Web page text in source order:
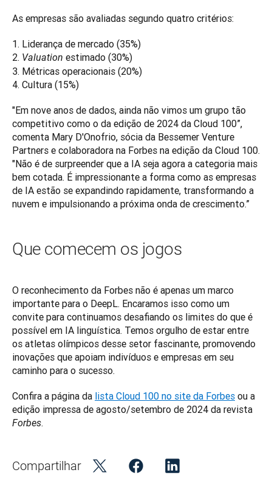
As empresas são avaliadas segundo quatro critérios:
1. Liderança de mercado (35%)
2. Valuation estimado (30%)
3. Métricas operacionais (20%)
4. Cultura (15%)
"Em nove anos de dados, ainda não vimos um grupo tão
competitivo como o da edição de 2024 da Cloud 100”,
comenta Mary D'Onofrio, sócia da Bessemer Venture
Partners e colaboradora na Forbes na edição da Cloud 100.
"Não é de surpreender que a IA seja agora a categoria mais
bem cotada. É impressionante a forma como as empresas
de IA estão se expandindo rapidamente, transformando a
nuvem e impulsionando a próxima onda de crescimento.”
Que comecem os jogos
O reconhecimento da Forbes não é apenas um marco
importante para o DeepL. Encaramos isso como um
convite para continuamos desafiando os limites do que é
possível em IA linguística. Temos orgulho de estar entre
os atletas olímpicos desse setor fascinante, promovendo
inovações que apoiam indivíduos e empresas em seu
caminho para o sucesso.
Confira a página da lista Cloud 100 no site da Forbes ou a
Forbes.
Compartilhar